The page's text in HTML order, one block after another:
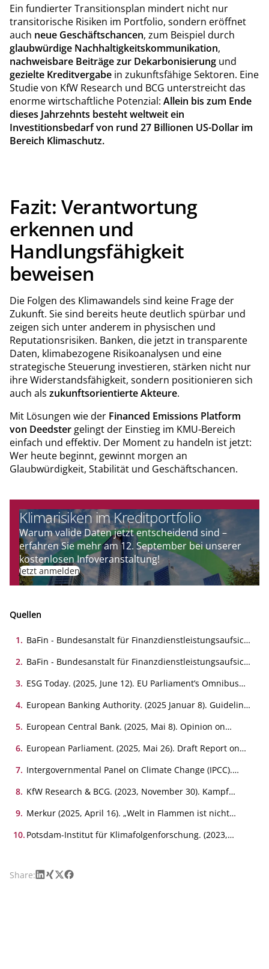
Ein fundierter Transitionsplan mindert nicht nur
transitorische Risiken im Portfolio, sondern eröffnet
auch neue Geschäftschancen, zum Beispiel durch
glaubwürdige Nachhaltigkeitskommunikation,
nachweisbare Beiträge zur Dekarbonisierung und
gezielte Kreditvergabe in zukunftsfähige Sektoren. Eine
Studie von KfW Research und BCG unterstreicht das
enorme wirtschaftliche Potenzial: Allein bis zum Ende
dieses Jahrzehnts besteht weltweit ein
Investitionsbedarf von rund 27 Billionen US-Dollar im
Bereich Klimaschutz.
Fazit: Verantwortung
erkennen und
Handlungsfähigkeit
beweisen
Die Folgen des Klimawandels sind keine Frage der
Zukunft. Sie sind bereits heute deutlich spürbar und
zeigen sich unter anderem in physischen und
Reputationsrisiken. Banken, die jetzt in transparente
Daten, klimabezogene Risikoanalysen und eine
strategische Steuerung investieren, stärken nicht nur
ihre Widerstandsfähigkeit, sondern positionieren sich
auch als zukunftsorientierteAkteure.
Mit Lösungen wie der Financed Emissions Platform
von Deedster gelingt der Einstieg im KMU-Bereich
einfach und effektiv. Der Moment zu handeln ist jetzt:
Wer heute beginnt, gewinnt morgen an
Glaubwürdigkeit, Stabilität und Geschäftschancen.
Klimarisiken im Kreditportfolio
Warum valide Daten jetzt entscheidend sind –
erfahren Sie mehr am 12. September bei unserer
kostenlosen Infoveranstaltung!
Jetzt anmelden
Quellen
1. BaFin - Bundesanstalt für Finanzdienstleistungsaufsicht.
2. BaFin - Bundesanstalt für Finanzdienstleistungsaufsicht.
3. ESG Today. (2025, June 12). EU Parliament’s Omnibus
reporting regulations.
4. European Banking Authority. (2025 Januar 8). Guidelines
5. European Central Bank. (2025, Mai 8). Opinion on
reporting and due diligence requirements
6. European Parliament. (2025, Mai 26). Draft Report on
and of the Council amending Directives 2006/43/EC,
regards certain corporate sustainability reporting and
due diligence requirements (COM(2025)0081 – C10-
0037/2025 – 2025/0045(COD))
7. Intergovernmental Panel on Climate Change (IPCC).
8. KfW Research & BCG. (2023, November 30). Kampf
eine Finanzierungslücke von 27 Billionen US-Dollar.
9. Merkur (2025, April 16). „Welt in Flammen ist nicht
Warnung.
10.Potsdam-Institut für Klimafolgenforschung. (2023,
Share:LinkedIn
Xing
X Facebook